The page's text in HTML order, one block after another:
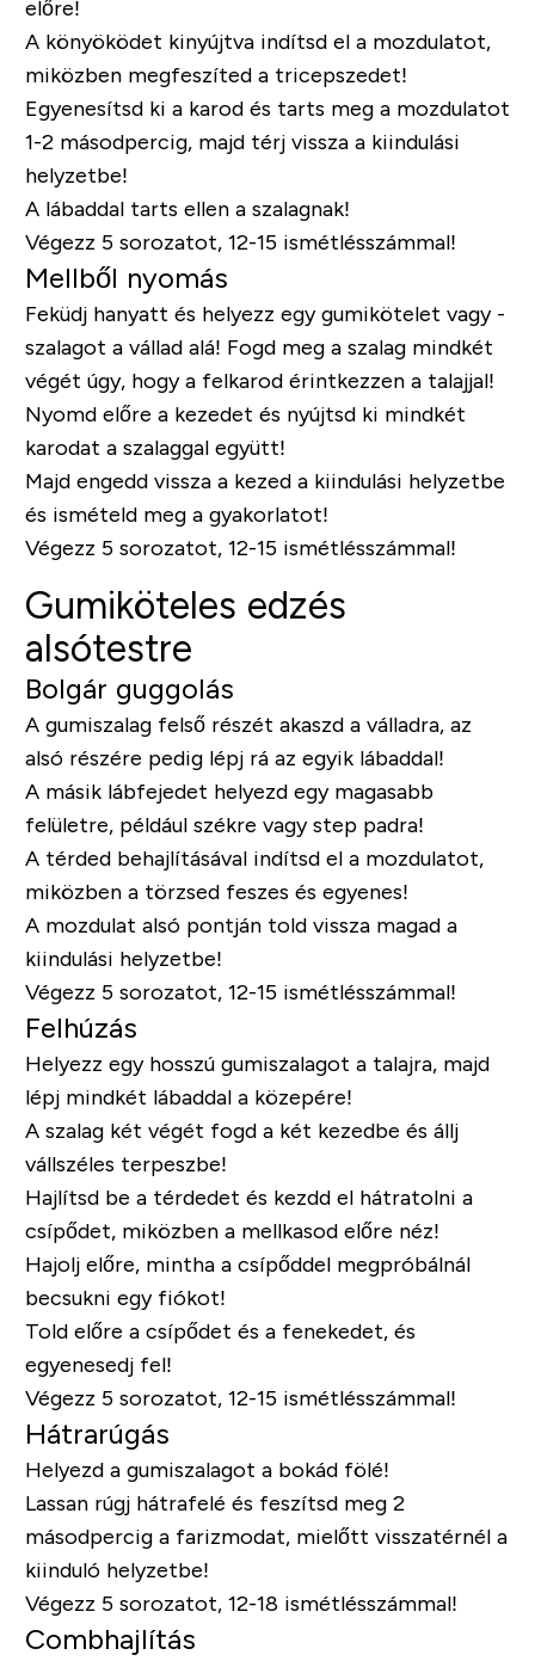
előre!
A könyöködet kinyújtva indítsd el a mozdulatot,
miközben megfeszíted a tricepszedet!
Egyenesítsd ki a karod és tarts meg a mozdulatot
1-2 másodpercig, majd térj vissza a kiindulási
helyzetbe!
A lábaddal tarts ellen a szalagnak!
Végezz 5 sorozatot, 12-15 ismétlésszámmal!
Mellből nyomás
Feküdj hanyatt és helyezz egy gumikötelet vagy -
szalagot a vállad alá! Fogd meg a szalag mindkét
végét úgy, hogy a felkarod érintkezzen a talajjal!
Nyomd előre a kezedet és nyújtsd ki mindkét
karodat a szalaggal együtt!
Majd engedd vissza a kezed a kiindulási helyzetbe
és ismételd meg a gyakorlatot!
Végezz 5 sorozatot, 12-15 ismétlésszámmal!
Gumiköteles edzés
alsótestre
Bolgár guggolás
A gumiszalag felső részét akaszd a válladra, az
alsó részére pedig lépj rá az egyik lábaddal!
A másik lábfejedet helyezd egy magasabb
felületre, például székre vagy step padra!
A térded behajlításával indítsd el a mozdulatot,
miközben a törzsed feszes és egyenes!
A mozdulat alsó pontján told vissza magad a
kiindulási helyzetbe!
Végezz 5 sorozatot, 12-15 ismétlésszámmal!
Felhúzás
Helyezz egy hosszú gumiszalagot a talajra, majd
lépj mindkét lábaddal a közepére!
A szalag két végét fogd a két kezedbe és állj
vállszéles terpeszbe!
Hajlítsd be a térdedet és kezdd el hátratolni a
csípődet, miközben a mellkasod előre néz!
Hajolj előre, mintha a csípőddel megpróbálnál
becsukni egy fiókot!
Told előre a csípődet és a fenekedet, és
egyenesedj fel!
Végezz 5 sorozatot, 12-15 ismétlésszámmal!
Hátrarúgás
Helyezd a gumiszalagot a bokád fölé!
Lassan rúgj hátrafelé és feszítsd meg 2
másodpercig a farizmodat, mielőtt visszatérnél a
kiinduló helyzetbe!
Végezz 5 sorozatot, 12-18 ismétlésszámmal!
Combhajlítás